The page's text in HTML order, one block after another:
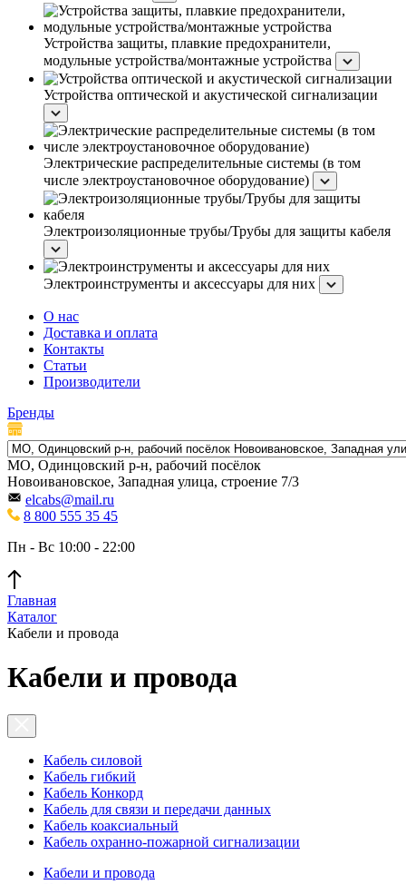
Устройства защиты, плавкие предохранители,
модульные устройства/монтажные устройства
Устройства оптической и акустической сигнализации
Электрические распределительные системы (в том
числе электроустановочное оборудование)
Электроизоляционные трубы/Трубы для защиты кабеля
Электроинструменты и аксессуары для них
О нас
Доставка и оплата
Контакты
Статьи
Производители
Бренды
МО, Одинцовский р-н, рабочий посёлок
Новоивановское, Западная улица, строение 7/3
elcabs@mail.ru
8 800 555 35 45
Пн - Вс 10:00 - 22:00
Главная
Каталог
Кабели и провода
Кабели и провода
Кабель силовой
Кабель гибкий
Кабель Конкорд
Кабель для связи и передачи данных
Кабель коаксиальный
Кабель охранно-пожарной сигнализации
Кабели и провода